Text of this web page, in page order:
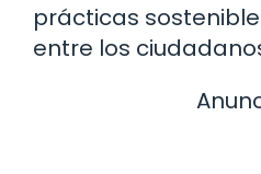
prácticas
entre los